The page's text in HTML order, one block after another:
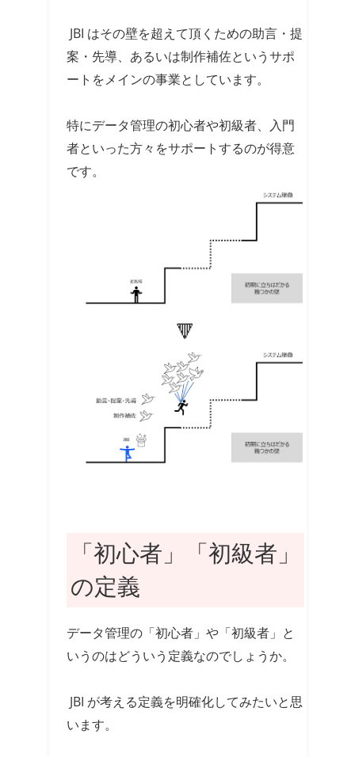
JBI はその壁を超えて頂くための助言・提
案・先導、あるいは制作補佐というサポ
ートをメインの事業としています。
特にデータ管理の初心者や初級者、入門
者といった方々をサポートするのが得意
です。
🔻
「初心者」「初級者」
の定義
データ管理の「初心者」や「初級者」と
いうのはどういう定義なのでしょうか。
JBI が考える定義を明確化してみたいと思
います。